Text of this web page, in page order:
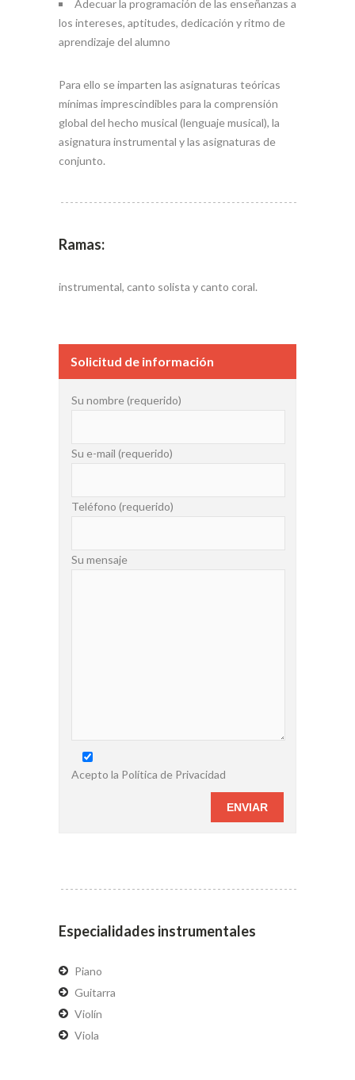
Adecuar la programación de las enseñanzas a
los intereses, aptitudes, dedicación y ritmo de
aprendizaje del alumno
Para ello se imparten las asignaturas teóricas
mínimas imprescindibles para la comprensión
global del hecho musical (lenguaje musical), la
asignatura instrumental y las asignaturas de
conjunto.
Ramas:
instrumental, canto solista y canto coral.
Solicitud de información
Su nombre (requerido)
Su e-mail (requerido)
Teléfono (requerido)
Su mensaje
Acepto la Política de Privacidad
Especialidades instrumentales
Piano
Guitarra
Violín
Viola